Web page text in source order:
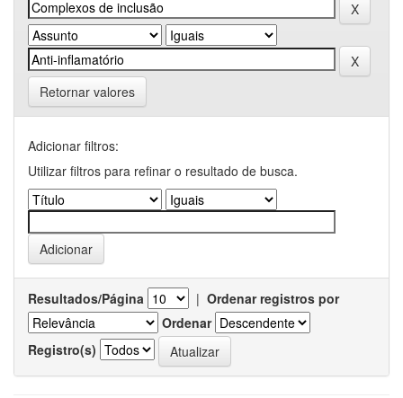
Retornar valores
Adicionar filtros:
Utilizar filtros para refinar o resultado de busca.
Resultados/Página | Ordenar registros por
Ordenar
Registro(s)